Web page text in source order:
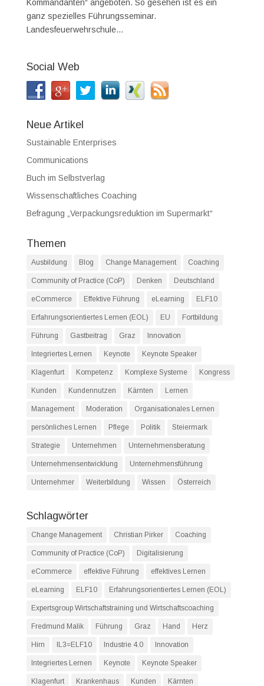
Kommandanten“ angeboten. So gesehen ist es ein
ganz spezielles Führungsseminar.
Landesfeuerwehrschule...
Social Web
Neue Artikel
Sustainable Enterprises
Communications
Buch im Selbstverlag
Wissenschaftliches Coaching
Befragung „Verpackungsreduktion im Supermarkt“
Themen
Ausbildung Blog Change Management Coaching
Community of Practice (CoP) Denken Deutschland
eCommerce Effektive Führung eLearning ELF10
Erfahrungsorientiertes Lernen (EOL) EU Fortbildung
Führung Gastbeitrag Graz Innovation
Integriertes Lernen Keynote Keynote Speaker
Klagenfurt Kompetenz Komplexe Systeme Kongress
Kunden Kundennutzen Kärnten Lernen
Management Moderation Organisationales Lernen
persönliches Lernen Pflege Politik Steiermark
Strategie Unternehmen Unternehmensberatung
Unternehmensentwicklung Unternehmensführung
Unternehmer Weiterbildung Wissen Österreich
Schlagwörter
Change Management Christian Pirker Coaching
Community of Practice (CoP) Digitalisierung
eCommerce effektive Führung effektives Lernen
eLearning ELF10 Erfahrungsorientiertes Lernen (EOL)
Expertsgroup Wirtschaftstraining und Wirtschaftscoaching
Fredmund Malik Führung Graz Hand Herz
Hirn IL3=ELF10 Industrie 4.0 Innovation
Integriertes Lernen Keynote Keynote Speaker
Klagenfurt Krankenhaus Kunden Kärnten